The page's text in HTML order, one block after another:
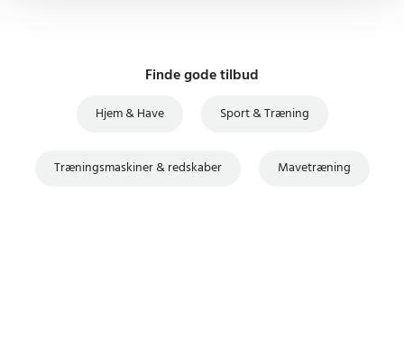
Finde gode tilbud
Hjem & Have Sport & Træning
Træningsmaskiner & redskaber Mavetræning